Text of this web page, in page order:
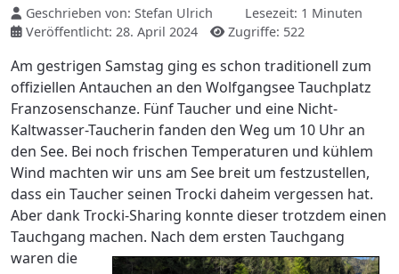
Geschrieben von: Stefan Ulrich
Lesezeit: 1 Minuten
Veröffentlicht: 28. April 2024
Zugriffe: 522
Am gestrigen Samstag ging es schon traditionell zum
offiziellen Antauchen an den Wolfgangsee Tauchplatz
Franzosenschanze. Fünf Taucher und eine Nicht-
Kaltwasser-Taucherin fanden den Weg um 10 Uhr an
den See. Bei noch frischen Temperaturen und kühlem
Wind machten wir uns am See breit um festzustellen,
dass ein Taucher seinen Trocki daheim vergessen hat.
Aber dank Trocki-Sharing konnte dieser trotzdem einen
Tauchgang machen. Nach dem ersten Tauchgang
waren die